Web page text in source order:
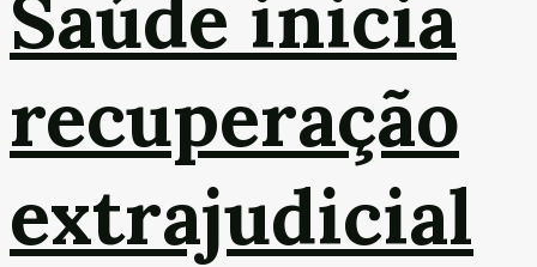
Saúde inicia
recuperação
extrajudicial